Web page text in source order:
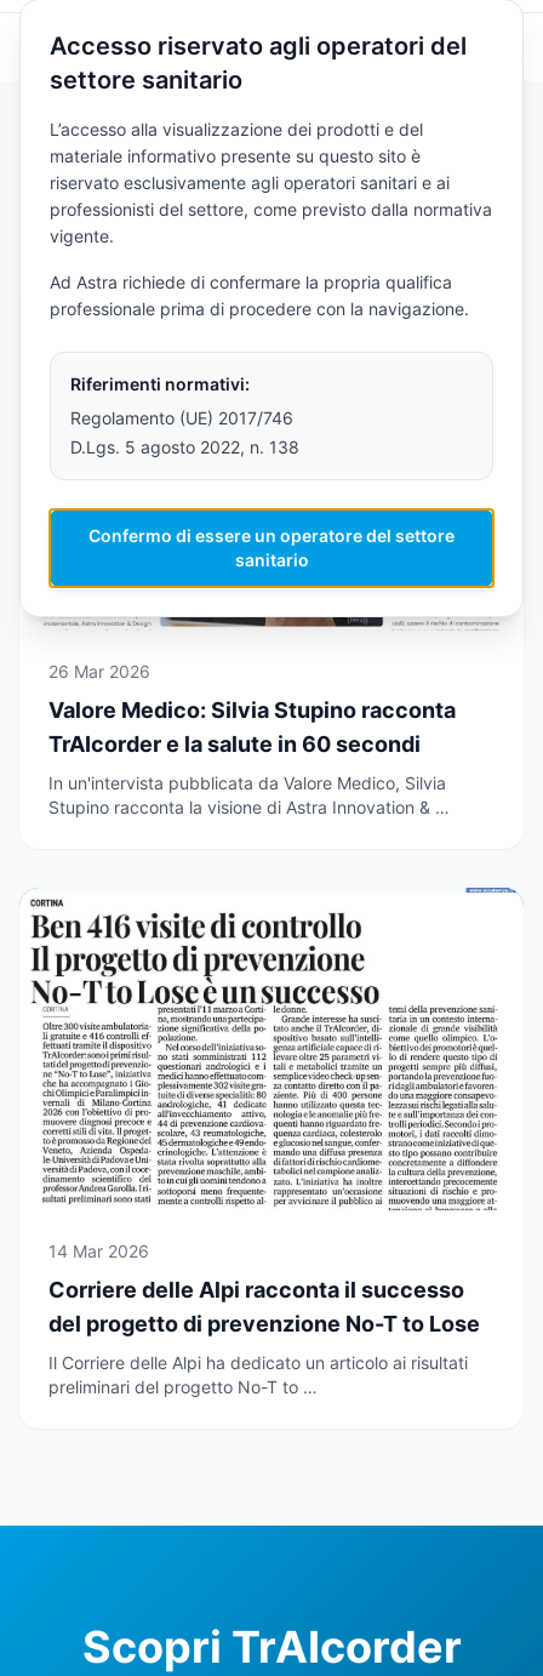
Accesso riservato agli operatori del
settore sanitario
L’accesso alla visualizzazione dei prodotti e del
materiale informativo presente su questo sito è
riservato esclusivamente agli operatori sanitari e ai
professionisti del settore, come previsto dalla normativa
vigente.
Ad Astra richiede di confermare la propria qualifica
professionale prima di procedere con la navigazione.
Riferimenti normativi:
Regolamento (UE) 2017/746
D.Lgs. 5 agosto 2022, n. 138
Confermo di essere un operatore del settore
sanitario
Ultimo aggiornamento: 15 Marzo 2026
Articoli Correlati
26 Mar 2026
Valore Medico: Silvia Stupino racconta
TrAIcorder e la salute in 60 secondi
In un'intervista pubblicata da Valore Medico, Silvia
Stupino racconta la visione di Astra Innovation & …
14 Mar 2026
Corriere delle Alpi racconta il successo
del progetto di prevenzione No-T to Lose
Il Corriere delle Alpi ha dedicato un articolo ai risultati
preliminari del progetto No-T to …
Scopri TrAIcorder